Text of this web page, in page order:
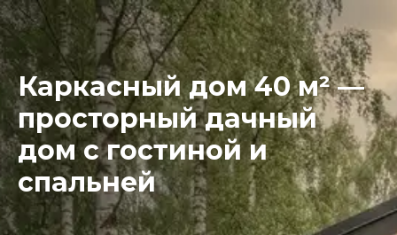
Каркасный дом 40 м² —
просторный дачный
дом с гостиной и
спальней